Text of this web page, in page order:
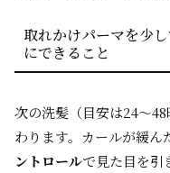
取れかけパーマを少
にできること
次の洗髪（目安は24〜
わります。カールが緩ん
ントロールで見た目を引